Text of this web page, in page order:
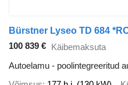
Bürstner Lyseo TD 684
100 839 € Käibemaksuta
Autoelamu - poolintegreeritud